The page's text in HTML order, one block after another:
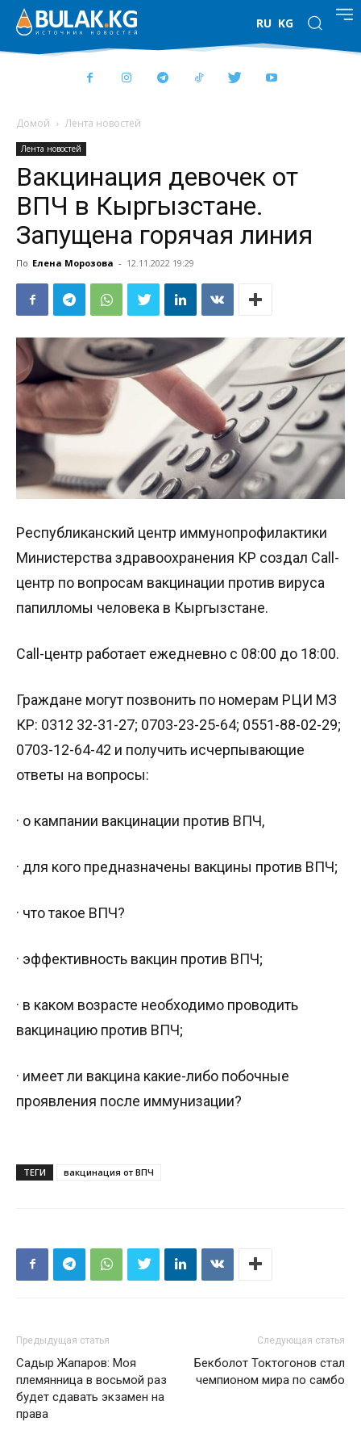
RU KG
Домой Лента новостей
Лента новостей
Вакцинация девочек от
ВПЧ в Кыргызстане.
Запущена горячая линия
По Елена Морозова - 12.11.2022 19:29
Республиканский центр иммунопрофилактики
Министерства здравоохранения КР создал Call-
центр по вопросам вакцинации против вируса
папилломы человека в Кыргызстане.
Call-центр работает ежедневно с 08:00 до 18:00.
Граждане могут позвонить по номерам РЦИ МЗ
КР: 0312 32-31-27; 0703-23-25-64; 0551-88-02-29;
0703-12-64-42 и получить исчерпывающие
ответы на вопросы:
· о кампании вакцинации против ВПЧ,
· для кого предназначены вакцины против ВПЧ;
· что такое ВПЧ?
· эффективность вакцин против ВПЧ;
· в каком возрасте необходимо проводить
вакцинацию против ВПЧ;
· имеет ли вакцина какие-либо побочные
проявления после иммунизации?
ТЕГИ вакцинация от ВПЧ
Предыдущая статья
Садыр Жапаров: Моя
племянница в восьмой раз
будет сдавать экзамен на
права
Следующая статья
Бекболот Токтогонов стал
чемпионом мира по самбо